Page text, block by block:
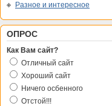
Разное и интересное
ОПРОС
Как Вам сайт?
Отличный сайт
Хороший сайт
Ничего осбенного
Отстой!!!